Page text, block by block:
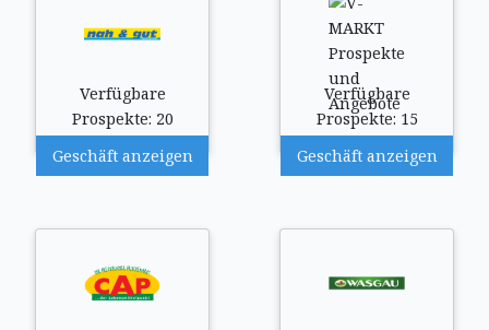
Verfügbare
Prospekte: 20
Geschäft anzeigen
Verfügbare
Prospekte: 15
Geschäft anzeigen